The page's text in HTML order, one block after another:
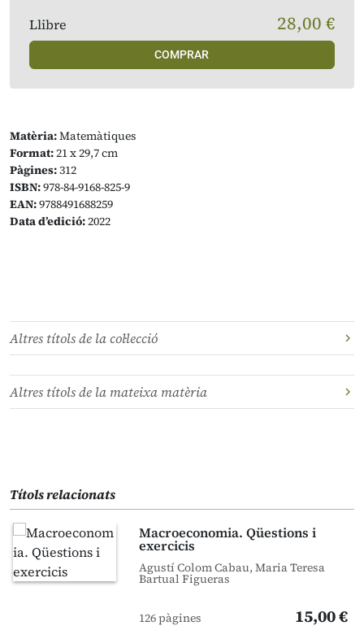
Matèria:Matemàtiques
Format:21 x 29,7 cm
Pàgines:312
ISBN:978-84-9168-825-9
EAN:9788491688259
Data d’edició:2022
Llibre 28,00 €
COMPRAR
Altres títols de la col·lecció
Altres títols de la mateixa matèria
Títols relacionats
Macroeconomia. Qüestions i
exercicis
Agustí Colom Cabau, Maria Teresa
Bartual Figueras
126 pàgines 15,00 €